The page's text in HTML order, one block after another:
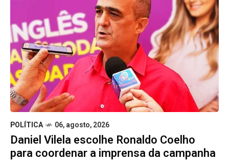
POLÍTICA 06, agosto, 2026
Daniel Vilela escolhe Ronaldo Coelho
para coordenar a imprensa da campanha